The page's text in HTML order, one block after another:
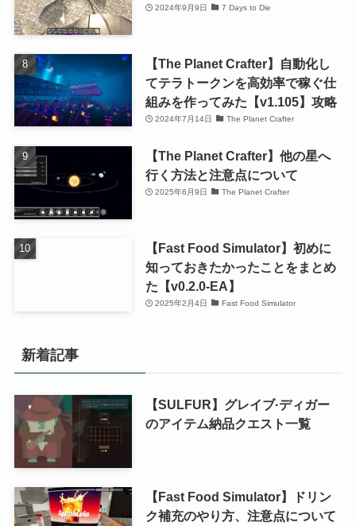
2024年9月9日 7 Days to Die
【The Planet Crafter】自動化し
てテラトークンを高効率で稼ぐ仕
組みを作ってみた【v1.105】攻略
2024年7月14日 The Planet Crafter
【The Planet Crafter】他の星へ
行く方法と注意点について
2025年6月9日 The Planet Crafter
【Fast Food Simulator】初めに
知っておきたかったことをまとめ
た【v0.2.0-EA】
2025年2月4日 Fast Food Simulator
新着記事
【SULFUR】グレイブ·ディガー
のアイテム納品クエスト一覧
【Fast Food Simulator】ドリン
ク補充のやり方、注意点について